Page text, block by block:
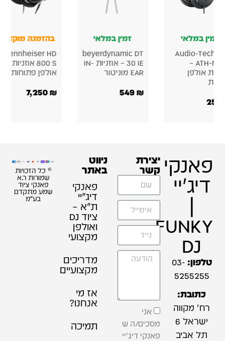
זמין במלאי
Audio-
ATH-M20x –
אולפן
זמין במלאי
beyerdynamic DT
30 IE – אוזניות IN-
EAR מוניטור
₪
549
בהזמנה
Sennheiser HD
800 S אוזניות
אולפן פתוחות
₪
7,250
פאנקי
דיג'יי
|
FUNKY
DJ
טלפון: 03-
5255255
כתובת:
רח' מקווה
ישראל 6
תל אביב
יצירת
קשר
אני
מסכים/ה ש
פאנקי דיג'יי
ניווט
באתר
פאנקי
דיג׳יי
ת"א –
ציוד DJ
ואולפן
מקצועי
מדריכים
מקצועיים
אז מי
אנחנו?
תמיכה
© כל הזכויות
שמורות ר.א
פאנקי ציוד
שמע מתקדם
בע"מ